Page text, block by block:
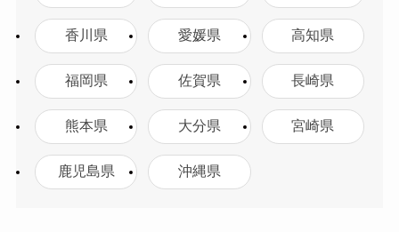
香川県 愛媛県 高知県
福岡県 佐賀県 長崎県
熊本県 大分県 宮崎県
鹿児島県 沖縄県